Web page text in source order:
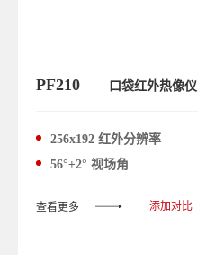
PF210 口袋红外热像仪
256x192 红外分辨率
56°±2° 视场角
查看更多 添加对比